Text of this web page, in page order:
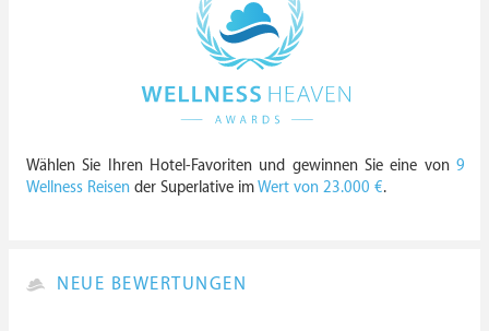
Wählen Sie Ihren Hotel-Favoriten und gewinnen Sie eine von 9
Wellness Reisen der Superlative imWert von 23.000 €.
NEUE BEWERTUNGEN